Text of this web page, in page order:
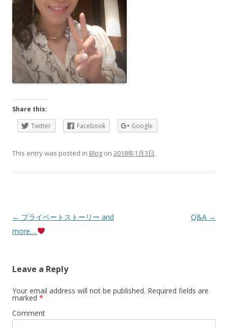
Share this:
Twitter
Facebook Google
This entry was posted in Blog on 2018年1月3日.
Post
navigation
← プライベートストーリー and
more….
Q&A →
Leave a Reply
Your email address will not be published. Required fields are
marked *
Comment